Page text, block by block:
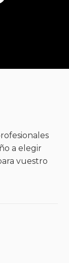
a elegir
vuestro